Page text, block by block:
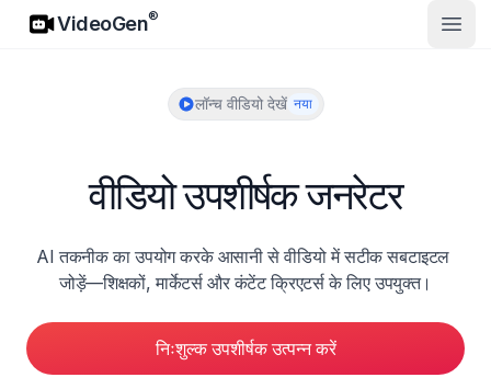
VideoGen
VideoGen®
मुख्य
लॉन्च वीडियो देखें नया
वीडियो उपशीर्षक जनरेटर
AI तकनीक का उपयोग करके आसानी से वीडियो में सटीक सबटाइटल
जोड़ें—शिक्षकों, मार्केटर्स और कंटेंट क्रिएटर्स के लिए उपयुक्त।
निःशुल्क उपशीर्षक उत्पन्न करें